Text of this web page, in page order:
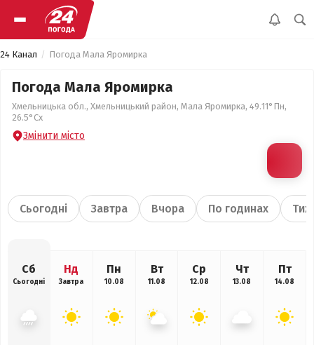
24 Канал Погода Мала Яромирка
Погода Мала Яромирка
Хмельницька обл., Хмельницький район, Мала Яромирка, 49.11°Пн,
26.5°Сх
Змінити місто
Сьогодні Завтра Вчора По годинах
Сб
Сьогодні
Нд
Завтра
Пн
10.08
Вт
11.08
Ср
12.08
Чт
13.08
Пт
14.08